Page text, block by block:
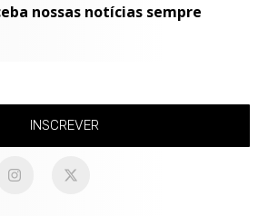
nossas notícias sempre
INSCREVER